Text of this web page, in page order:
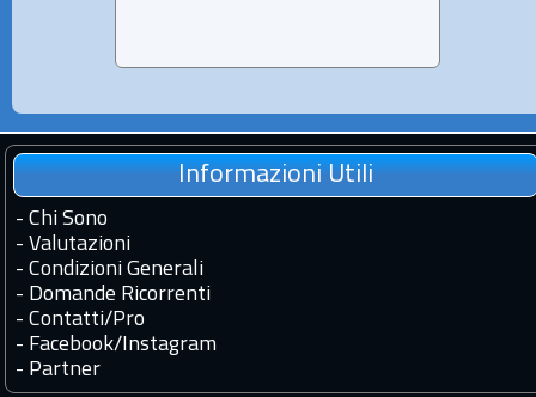
Informazioni Utili
- Chi Sono
- Valutazioni
- Condizioni Generali
- Domande Ricorrenti
- Contatti/Pro
- Facebook/Instagram
- Partner